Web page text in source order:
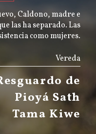
Caldono, madre e
las ha separado. Las
como mujeres.
Vereda
de
Pioyá Sath
Tama Kiwe